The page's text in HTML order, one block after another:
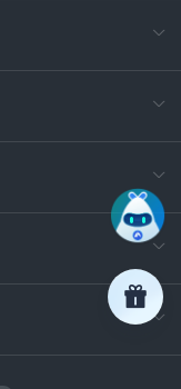
days)
9:30-
Email